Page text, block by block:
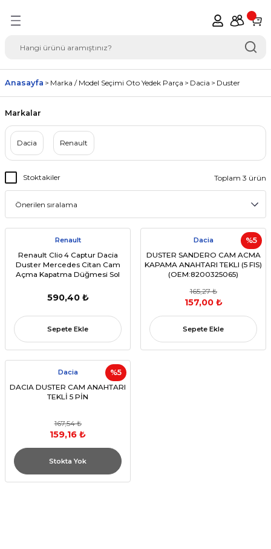
Seçimi Oto Yedek
Anasayfa Marka / Model Seçimi Oto Yedek Parça Dacia Duster
Markalar
Dacia Renault
Stoktakiler Toplam 3 ürün
Renault
Renault Clio 4 Captur Dacia
Duster Mercedes Citan Cam
Açma Kapatma Düğmesi Sol
590,40 ₺
Sepete Ekle
%5
Dacia
DUSTER SANDERO CAM ACMA
KAPAMA ANAHTARI TEKLI (5 FIS)
(OEM:8200325065)
165,27 ₺
157,00 ₺
Sepete Ekle
%5
Dacia
DACIA DUSTER CAM ANAHTARI
TEKLİ 5 PİN
167,54 ₺
159,16 ₺
Stokta Yok